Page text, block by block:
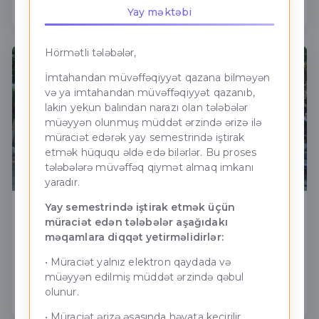
01.07.2026 - Məzun Günü
ADNUS-nun nəzdində Bakı Neft - Energetika
Kollecində (PHŞ) Məzun Günü keçirilmişdir.
Yay məktəbi
Hörmətli tələbələr,
İmtahandan müvəffəqiyyət qazana bilməyən
və ya imtahandan müvəffəqiyyət qazanıb,
lakin yekun balından narazı olan tələbələr
müəyyən olunmuş müddət ərzində ərizə ilə
müraciət edərək yay semestrində iştirak
etmək hüququ əldə edə bilərlər. Bu proses
tələbələrə müvəffəq qiymət almaq imkanı
yaradır.
Yay semestrində iştirak etmək üçün
müraciət edən tələbələr aşağıdakı
məqamlara diqqət yetirməlidirlər:
• Müraciət yalnız elektron qaydada və
müəyyən edilmiş müddət ərzində qəbul
olunur.